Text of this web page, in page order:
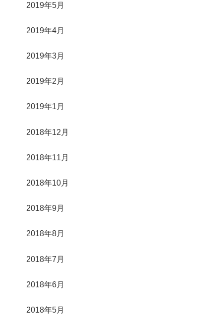
2019年5月
2019年4月
2019年3月
2019年2月
2019年1月
2018年12月
2018年11月
2018年10月
2018年9月
2018年8月
2018年7月
2018年6月
2018年5月